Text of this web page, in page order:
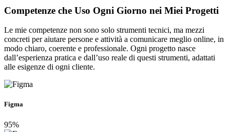
Competenze che Uso Ogni Giorno nei Miei Progetti
Le mie competenze non sono solo strumenti tecnici, ma mezzi
concreti per aiutare persone e attività a comunicare meglio online, in
modo chiaro, coerente e professionale. Ogni progetto nasce
dall’esperienza pratica e dall’uso reale di questi strumenti, adattati
alle esigenze di ogni cliente.
Figma
95%